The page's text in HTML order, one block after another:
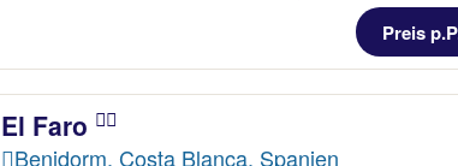
Preis
El Faro
Benidorm, Costa Blanca, Spanien